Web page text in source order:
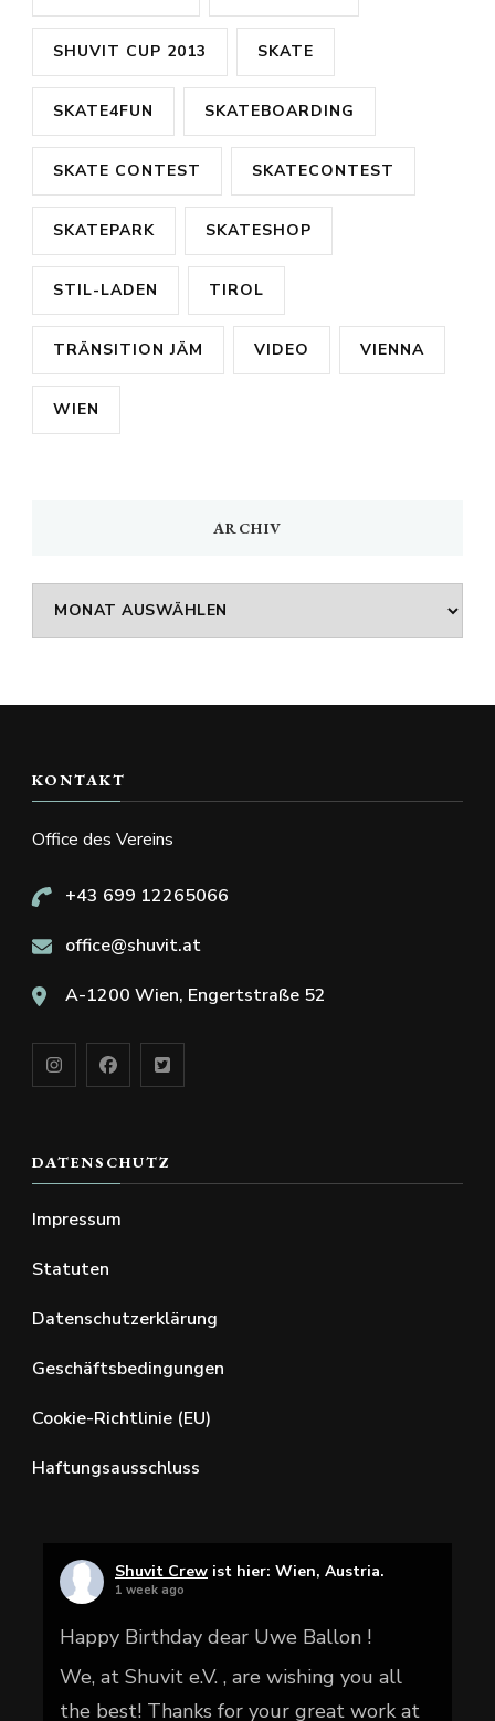
SHUVIT CUP 2013 SKATE
SKATE4FUN SKATEBOARDING
SKATE CONTEST SKATECONTEST
SKATEPARK SKATESHOP
STIL-LADEN TIROL
TRÄNSITION JÄM VIDEO VIENNA
WIEN
ARCHIV
Archiv
KONTAKT
Office des Vereins
+43 699 12265066
office@shuvit.at
A-1200 Wien, Engertstraße 52
DATENSCHUTZ
Impressum
Statuten
Datenschutzerklärung
Geschäftsbedingungen
Cookie-Richtlinie (EU)
Haftungsausschluss
Shuvit Crew ist hier: Wien, Austria.
1 week ago
Happy Birthday dear Uwe Ballon !
We, at Shuvit e.V. , are wishing you all
the best! Thanks for your great work at